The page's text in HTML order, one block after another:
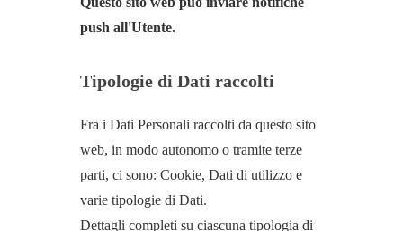
push all'Utente.
Tipologie di Dati raccolti
Fra i Dati Personali raccolti da questo sito
web, in modo autonomo o tramite terze
parti, ci sono: Cookie, Dati di utilizzo e
varie tipologie di Dati.
Dettagli completi su ciascuna tipologia di